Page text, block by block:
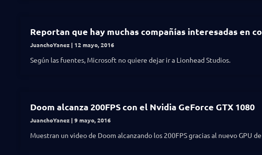
Reportan que hay muchas compañías interesadas en
JuanchoYanez 12 mayo, 2016
Según las fuentes, Microsoft no quiere dejar ir a Lionhead Studios.
Doom alcanza 200FPS con el Nvidia GeForce GTX 1080
JuanchoYanez 9 mayo, 2016
Muestran un video de Doom alcanzando los 200FPS gracias al nuevo GPU